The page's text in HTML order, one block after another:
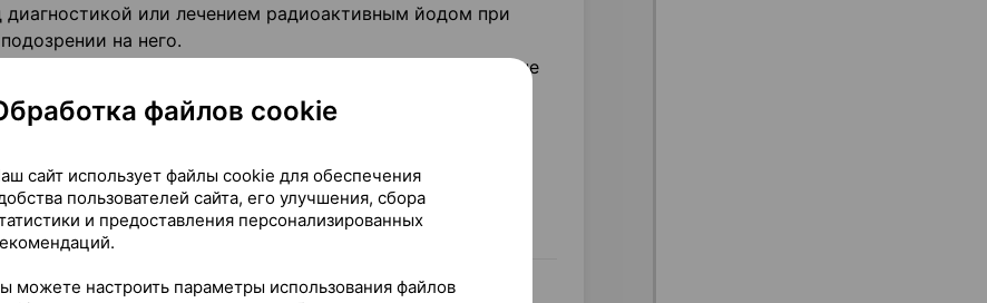
или лечением радиоактивным йодом при
на него.
препарат следует назначать с осторожностью. На фоне
с почечной недостаточностью возможно развитие
каких-либо видов сахара, перед применением
лечащим врачом.
файлов cookie
сайт использует файлы cookie для обеспечения
пользователей сайта, его улучшения, сбора
и предоставления персонализированных
можете настроить параметры использования файлов